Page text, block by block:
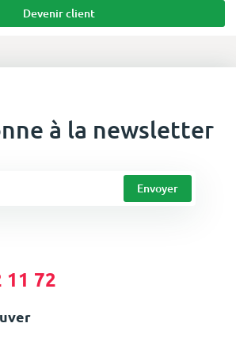
Devenir client
à la newsletter
11 72